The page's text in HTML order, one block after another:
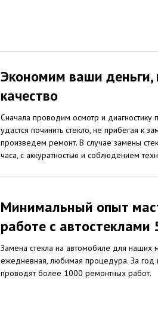
Экономим ваши деньги,
качество
Сначала проводим осмотр и диагностику
удастся починить стекло, не прибегая к
произведем ремонт. В случае замены
часа, с аккуратностью и соблюдением
Минимальный опыт
работе с автостеклами
Замена стекла на автомобиле для наших
ежедневная, любимая процедура. За год
проводят более 1000 ремонтных работ.